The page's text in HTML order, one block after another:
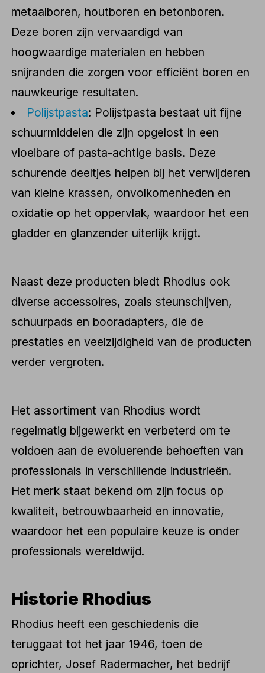
metaalboren, houtboren en betonboren.
Deze boren zijn vervaardigd van
hoogwaardige materialen en hebben
snijranden die zorgen voor efficiënt boren en
nauwkeurige resultaten.
Polijstpasta: Polijstpasta bestaat uit fijne
schuurmiddelen die zijn opgelost in een
vloeibare of pasta-achtige basis. Deze
schurende deeltjes helpen bij het verwijderen
van kleine krassen, onvolkomenheden en
oxidatie op het oppervlak, waardoor het een
gladder en glanzender uiterlijk krijgt.
Naast deze producten biedt Rhodius ook
diverse accessoires, zoals steunschijven,
schuurpads en booradapters, die de
prestaties en veelzijdigheid van de producten
verder vergroten.
Het assortiment van Rhodius wordt
regelmatig bijgewerkt en verbeterd om te
voldoen aan de evoluerende behoeften van
professionals in verschillende industrieën.
Het merk staat bekend om zijn focus op
kwaliteit, betrouwbaarheid en innovatie,
waardoor het een populaire keuze is onder
professionals wereldwijd.
Historie Rhodius
Rhodius heeft een geschiedenis die
teruggaat tot het jaar 1946, toen de
oprichter, Josef Radermacher, het bedrijf